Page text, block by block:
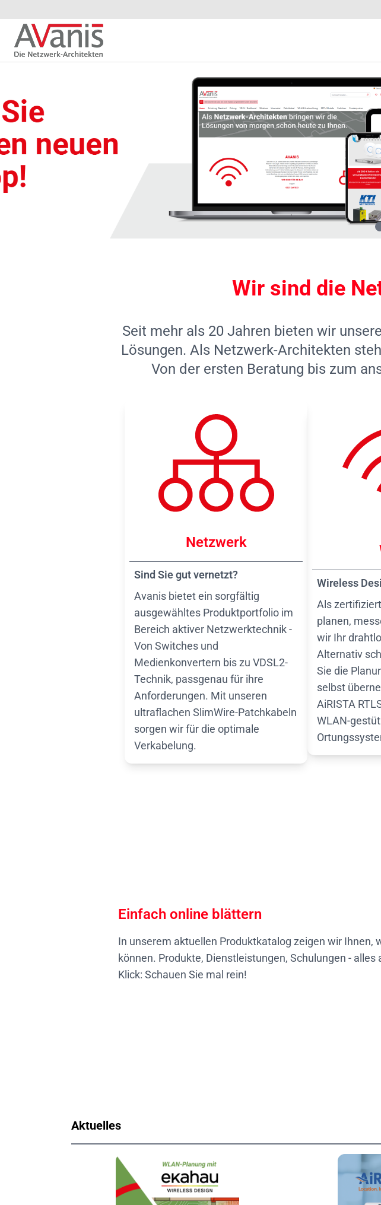
Wir sind die
Seit mehr als 20 Jahren bieten wir
Lösungen. Als Netzwerk-Architekten
Von der ersten Beratung bis zum
Netzwerk
Sind Sie gut vernetzt?
Avanis bietet ein sorgfältig
ausgewähltes Produktportfolio im
Bereich aktiver Netzwerktechnik -
Von Switches und
Medienkonvertern bis zu VDSL2-
Technik, passgenau für ihre
Anforderungen. Mit unseren
ultraflachen SlimWire-Patchkabeln
sorgen wir für die optimale
Verkabelung.
Wireless
Als
planen,
wir Ihr
Alternativ
Sie die
selbst
AiRISTA
WLAN-
Einfach online blättern
In unserem aktuellen Produktkatalog zeigen wir Ihnen,
können. Produkte, Dienstleistungen, Schulungen - alles
Klick: Schauen Sie mal rein!
Aktuelles